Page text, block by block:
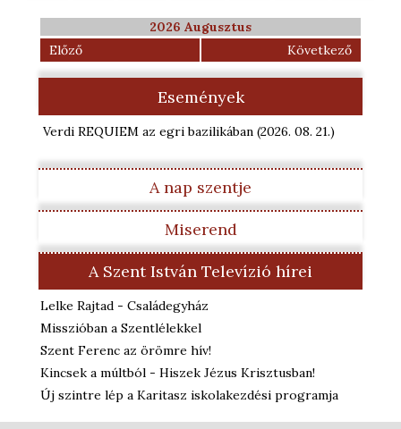
2026 Augusztus
Előző
Következő
Események
Verdi REQUIEM az egri bazilikában (2026. 08. 21.)
A nap szentje
Miserend
A Szent István Televízió hírei
Lelke Rajtad - Családegyház
Misszióban a Szentlélekkel
Szent Ferenc az örömre hív!
Kincsek a múltból - Hiszek Jézus Krisztusban!
Új szintre lép a Karitasz iskolakezdési programja